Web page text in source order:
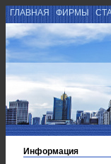
ГЛАВНАЯ ФИРМЫ
Информация